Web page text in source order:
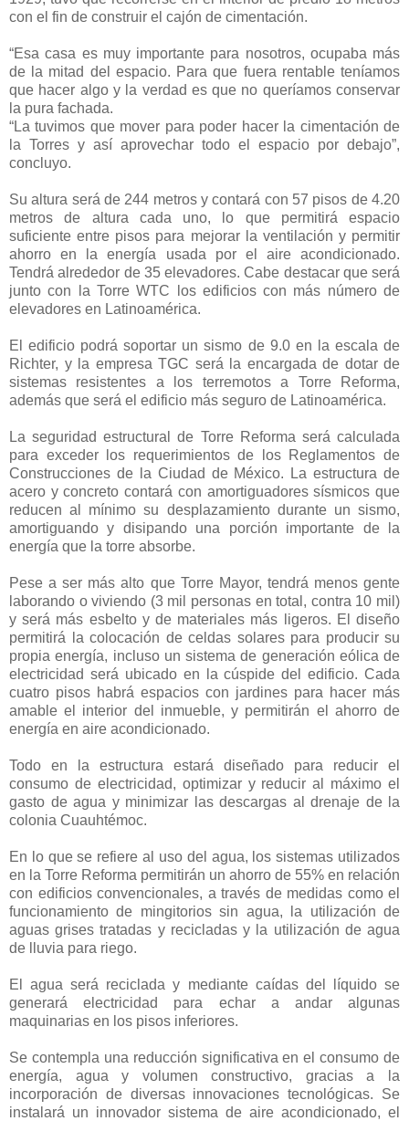
con el fin de construir el cajón de cimentación.
“Esa casa es muy importante para nosotros, ocupaba más
de la mitad del espacio. Para que fuera rentable teníamos
que hacer algo y la verdad es que no queríamos conservar
la pura fachada.
“La tuvimos que mover para poder hacer la cimentación de
la Torres y así aprovechar todo el espacio por debajo”,
concluyo.
Su altura será de 244 metros y contará con 57 pisos de 4.20
metros de altura cada uno, lo que permitirá espacio
suficiente entre pisos para mejorar la ventilación y permitir
ahorro en la energía usada por el aire acondicionado.
Tendrá alrededor de 35 elevadores. Cabe destacar que será
junto con la Torre WTC los edificios con más número de
elevadores en Latinoamérica.
El edificio podrá soportar un sismo de 9.0 en la escala de
Richter, y la empresa TGC será la encargada de dotar de
sistemas resistentes a los terremotos a Torre Reforma,
además que será el edificio más seguro de Latinoamérica.
La seguridad estructural de Torre Reforma será calculada
para exceder los requerimientos de los Reglamentos de
Construcciones de la Ciudad de México. La estructura de
acero y concreto contará con amortiguadores sísmicos que
reducen al mínimo su desplazamiento durante un sismo,
amortiguando y disipando una porción importante de la
energía que la torre absorbe.
Pese a ser más alto que Torre Mayor, tendrá menos gente
laborando o viviendo (3 mil personas en total, contra 10 mil)
y será más esbelto y de materiales más ligeros. El diseño
permitirá la colocación de celdas solares para producir su
propia energía, incluso un sistema de generación eólica de
electricidad será ubicado en la cúspide del edificio. Cada
cuatro pisos habrá espacios con jardines para hacer más
amable el interior del inmueble, y permitirán el ahorro de
energía en aire acondicionado.
Todo en la estructura estará diseñado para reducir el
consumo de electricidad, optimizar y reducir al máximo el
gasto de agua y minimizar las descargas al drenaje de la
colonia Cuauhtémoc.
En lo que se refiere al uso del agua, los sistemas utilizados
en la Torre Reforma permitirán un ahorro de 55% en relación
con edificios convencionales, a través de medidas como el
funcionamiento de mingitorios sin agua, la utilización de
aguas grises tratadas y recicladas y la utilización de agua
de lluvia para riego.
El agua será reciclada y mediante caídas del líquido se
generará electricidad para echar a andar algunas
maquinarias en los pisos inferiores.
Se contempla una reducción significativa en el consumo de
energía, agua y volumen constructivo, gracias a la
incorporación de diversas innovaciones tecnológicas. Se
instalará un innovador sistema de aire acondicionado, el